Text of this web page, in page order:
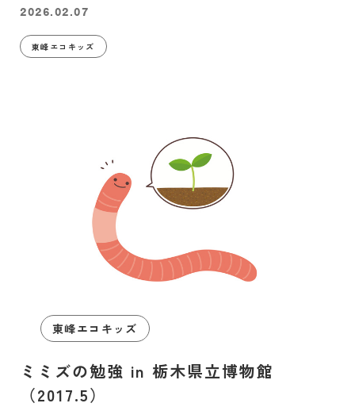
2026.02.07
東峰エコキッズ
東峰エコキッズ
ミミズの勉強 in 栃木県立博物館
（2017.5）